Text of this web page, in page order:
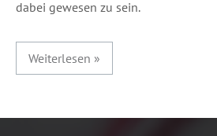
dabei gewesen zu sein.
Weiterlesen »